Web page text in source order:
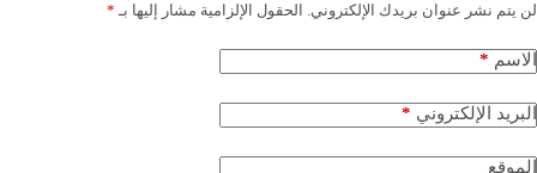
لن يتم نشر عنوان بريدك الإلكتروني. الحقول الإلزامية مشار إليها بـ *
الاسم *
البريد الإلكتروني *
الموقع